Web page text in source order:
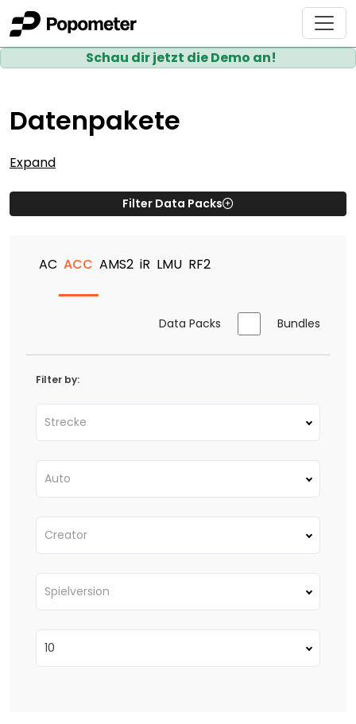
Schau dir jetzt die Demo an!
Datenpakete
Expand
Filter Data Packs
AC ACC AMS2 iR LMU RF2
Data Packs Bundles
Filter by:
Strecke
Auto
Creator
Spielversion
10